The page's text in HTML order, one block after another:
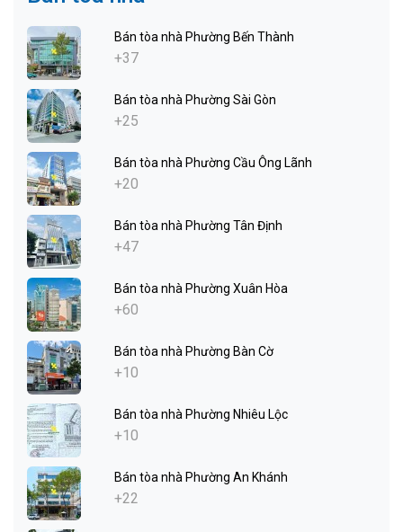
Bán tòa nhà Phường Bến Thành
+37
Bán tòa nhà Phường Sài Gòn
+25
Bán tòa nhà Phường Cầu Ông Lãnh
+20
Bán tòa nhà Phường Tân Định
+47
Bán tòa nhà Phường Xuân Hòa
+60
Bán tòa nhà Phường Bàn Cờ
+10
Bán tòa nhà Phường Nhiêu Lộc
+10
Bán tòa nhà Phường An Khánh
+22